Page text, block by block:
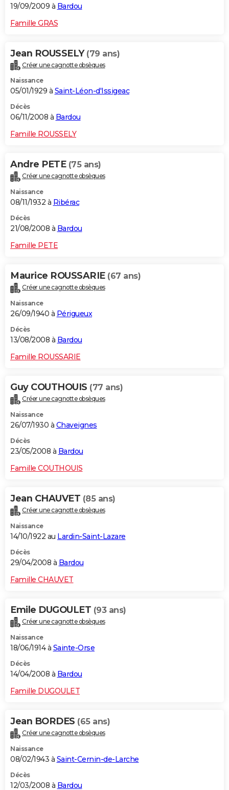
19/09/2009 à Bardou
Famille GRAS
Jean ROUSSELY (79 ans)
Créer une cagnotte obsèques
Naissance
05/01/1929 à Saint-Léon-d'Issigeac
Décès
06/11/2008 à Bardou
Famille ROUSSELY
Andre PETE (75 ans)
Créer une cagnotte obsèques
Naissance
08/11/1932 à Ribérac
Décès
21/08/2008 à Bardou
Famille PETE
Maurice ROUSSARIE (67 ans)
Créer une cagnotte obsèques
Naissance
26/09/1940 à Périgueux
Décès
13/08/2008 à Bardou
Famille ROUSSARIE
Guy COUTHOUIS (77 ans)
Créer une cagnotte obsèques
Naissance
26/07/1930 à Chaveignes
Décès
23/05/2008 à Bardou
Famille COUTHOUIS
Jean CHAUVET (85 ans)
Créer une cagnotte obsèques
Naissance
14/10/1922 au Lardin-Saint-Lazare
Décès
29/04/2008 à Bardou
Famille CHAUVET
Emile DUGOULET (93 ans)
Créer une cagnotte obsèques
Naissance
18/06/1914 à Sainte-Orse
Décès
14/04/2008 à Bardou
Famille DUGOULET
Jean BORDES (65 ans)
Créer une cagnotte obsèques
Naissance
08/02/1943 à Saint-Cernin-de-Larche
Décès
12/03/2008 à Bardou